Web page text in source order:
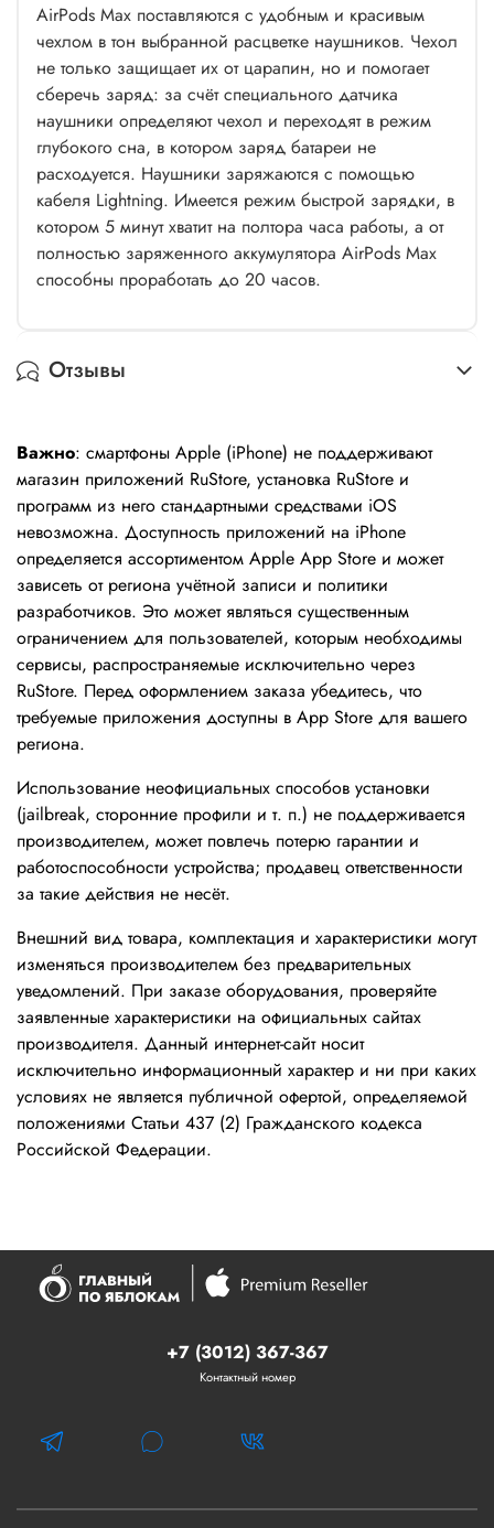
AirPods Max поставляются с удобным и красивым
чехлом в тон выбранной расцветке наушников. Чехол
не только защищает их от царапин, но и помогает
сберечь заряд: за счёт специального датчика
наушники определяют чехол и переходят в режим
глубокого сна, в котором заряд батареи не
расходуется. Наушники заряжаются с помощью
кабеля Lightning. Имеется режим быстрой зарядки, в
котором 5 минут хватит на полтора часа работы, а от
полностью заряженного аккумулятора AirPods Max
способны проработать до 20 часов.
Отзывы
Важно: смартфоны Apple (iPhone) не поддерживают
магазин приложений RuStore, установка RuStore и
программ из него стандартными средствами iOS
невозможна. Доступность приложений на iPhone
определяется ассортиментом Apple App Store и может
зависеть от региона учётной записи и политики
разработчиков. Это может являться существенным
ограничением для пользователей, которым необходимы
сервисы, распространяемые исключительно через
RuStore. Перед оформлением заказа убедитесь, что
требуемые приложения доступны в App Store для вашего
региона.
Использование неофициальных способов установки
(jailbreak, сторонние профили и т. п.) не поддерживается
производителем, может повлечь потерю гарантии и
работоспособности устройства; продавец ответственности
за такие действия не несёт.
Внешний вид товара, комплектация и характеристики могут
изменяться производителем без предварительных
уведомлений. При заказе оборудования, проверяйте
заявленные характеристики на официальных сайтах
производителя. Данный интернет-сайт носит
исключительно информационный характер и ни при каких
условиях не является публичной офертой, определяемой
положениями Статьи 437 (2) Гражданского кодекса
Российской Федерации.
+7 (3012) 367-367
Контактный номер